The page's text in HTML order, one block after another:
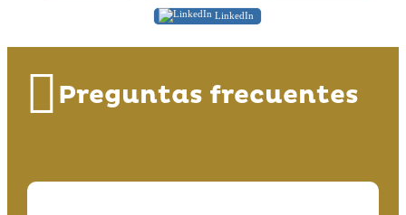
LinkedIn
Preguntas frecuentes